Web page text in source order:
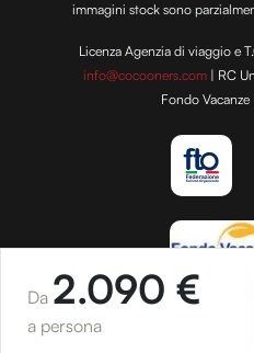
Da 2.090 €
a persona
immagini stock sono
Licenza Agenzia di viaggio e
info@cocooners.com | RC
Fondo